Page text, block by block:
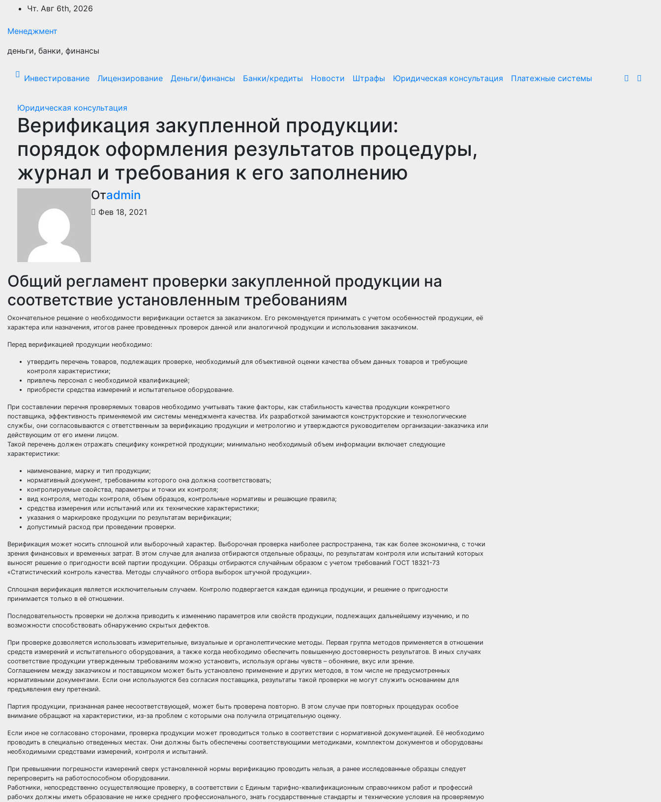
Перейти
содержимому
Чт. Авг 6th, 2026
Менеджмент
деньги, банки, финансы
Инвестирование Лицензирование Деньги/финансы Банки/кредиты Новости Штрафы Юридическая консультация Платежные системы
Юридическая консультация
Верификация закупленной продукции:
порядок оформления результатов процедуры,
журнал и требования к его заполнению
Отadmin
Фев 18, 2021
Общий регламент проверки закупленной продукции на
соответствие установленным требованиям
Окончательное решение о необходимости верификации остается за заказчиком. Его рекомендуется принимать с учетом особенностей продукции, её
характера или назначения, итогов ранее проведенных проверок данной или аналогичной продукции и использования заказчиком.
Перед верификацией продукции необходимо:
утвердить перечень товаров, подлежащих проверке, необходимый для объективной оценки качества объем данных товаров и требующие
контроля характеристики;
привлечь персонал с необходимой квалификацией;
приобрести средства измерений и испытательное оборудование.
При составлении перечня проверяемых товаров необходимо учитывать такие факторы, как стабильность качества продукции конкретного
поставщика, эффективность применяемой им системы менеджмента качества. Их разработкой занимаются конструкторские и технологические
службы, они согласовываются с ответственным за верификацию продукции и метрологию и утверждаются руководителем организации-заказчика или
действующим от его имени лицом.
Такой перечень должен отражать специфику конкретной продукции; минимально необходимый объем информации включает следующие
характеристики:
наименование, марку и тип продукции;
нормативный документ, требованиям которого она должна соответствовать;
контролируемые свойства, параметры и точки их контроля;
вид контроля, методы контроля, объем образцов, контрольные нормативы и решающие правила;
средства измерения или испытаний или их технические характеристики;
указания о маркировке продукции по результатам верификации;
допустимый расход при проведении проверки.
Верификация может носить сплошной или выборочный характер. Выборочная проверка наиболее распространена, так как более экономична, с точки
зрения финансовых и временных затрат. В этом случае для анализа отбираются отдельные образцы, по результатам контроля или испытаний которых
выносят решение о пригодности всей партии продукции. Образцы отбираются случайным образом с учетом требований ГОСТ 18321-73
«Статистический контроль качества. Методы случайного отбора выборок штучной продукции».
Сплошная верификация является исключительным случаем. Контролю подвергается каждая единица продукции, и решение о пригодности
принимается только в её отношении.
Последовательность проверки не должна приводить к изменению параметров или свойств продукции, подлежащих дальнейшему изучению, и по
возможности способствовать обнаружению скрытых дефектов.
При проверке дозволяется использовать измерительные, визуальные и органолептические методы. Первая группа методов применяется в отношении
средств измерений и испытательного оборудования, а также когда необходимо обеспечить повышенную достоверность результатов. В иных случаях
соответствие продукции утвержденным требованиям можно установить, используя органы чувств – обоняние, вкус или зрение.
Соглашением между заказчиком и поставщиком может быть установлено применение и других методов, в том числе не предусмотренных
нормативными документами. Если они используются без согласия поставщика, результаты такой проверки не могут служить основанием для
предъявления ему претензий.
Партия продукции, признанная ранее несоответствующей, может быть проверена повторно. В этом случае при повторных процедурах особое
внимание обращают на характеристики, из-за проблем с которыми она получила отрицательную оценку.
Если иное не согласовано сторонами, проверка продукции может проводиться только в соответствии с нормативной документацией. Её необходимо
проводить в специально отведенных местах. Они должны быть обеспечены соответствующими методиками, комплектом документов и оборудованы
необходимыми средствами измерений, контроля и испытаний.
При превышении погрешности измерений сверх установленной нормы верификацию проводить нельзя, а ранее исследованные образцы следует
перепроверить на работоспособном оборудовании.
Работники, непосредственно осуществляющие проверку, в соответствии с Единым тарифно-квалификационным справочником работ и профессий
рабочих должны иметь образование не ниже среднего профессионального, знать государственные стандарты и технические условия на проверяемую